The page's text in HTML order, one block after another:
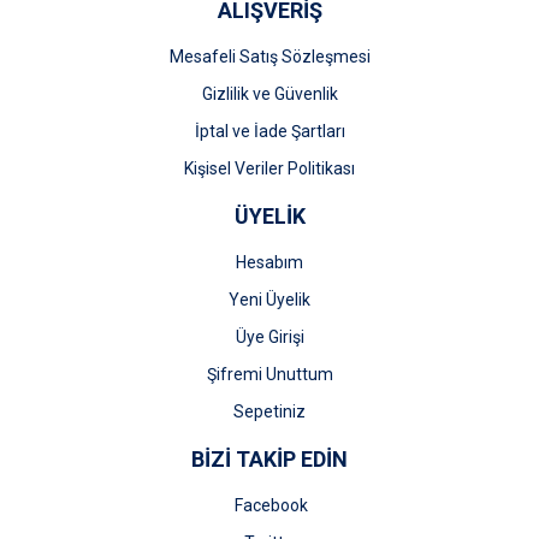
ALIŞVERİŞ
Mesafeli Satış Sözleşmesi
Gizlilik ve Güvenlik
İptal ve İade Şartları
Kişisel Veriler Politikası
ÜYELİK
Hesabım
Yeni Üyelik
Üye Girişi
Şifremi Unuttum
Sepetiniz
BİZİ TAKİP EDİN
Facebook